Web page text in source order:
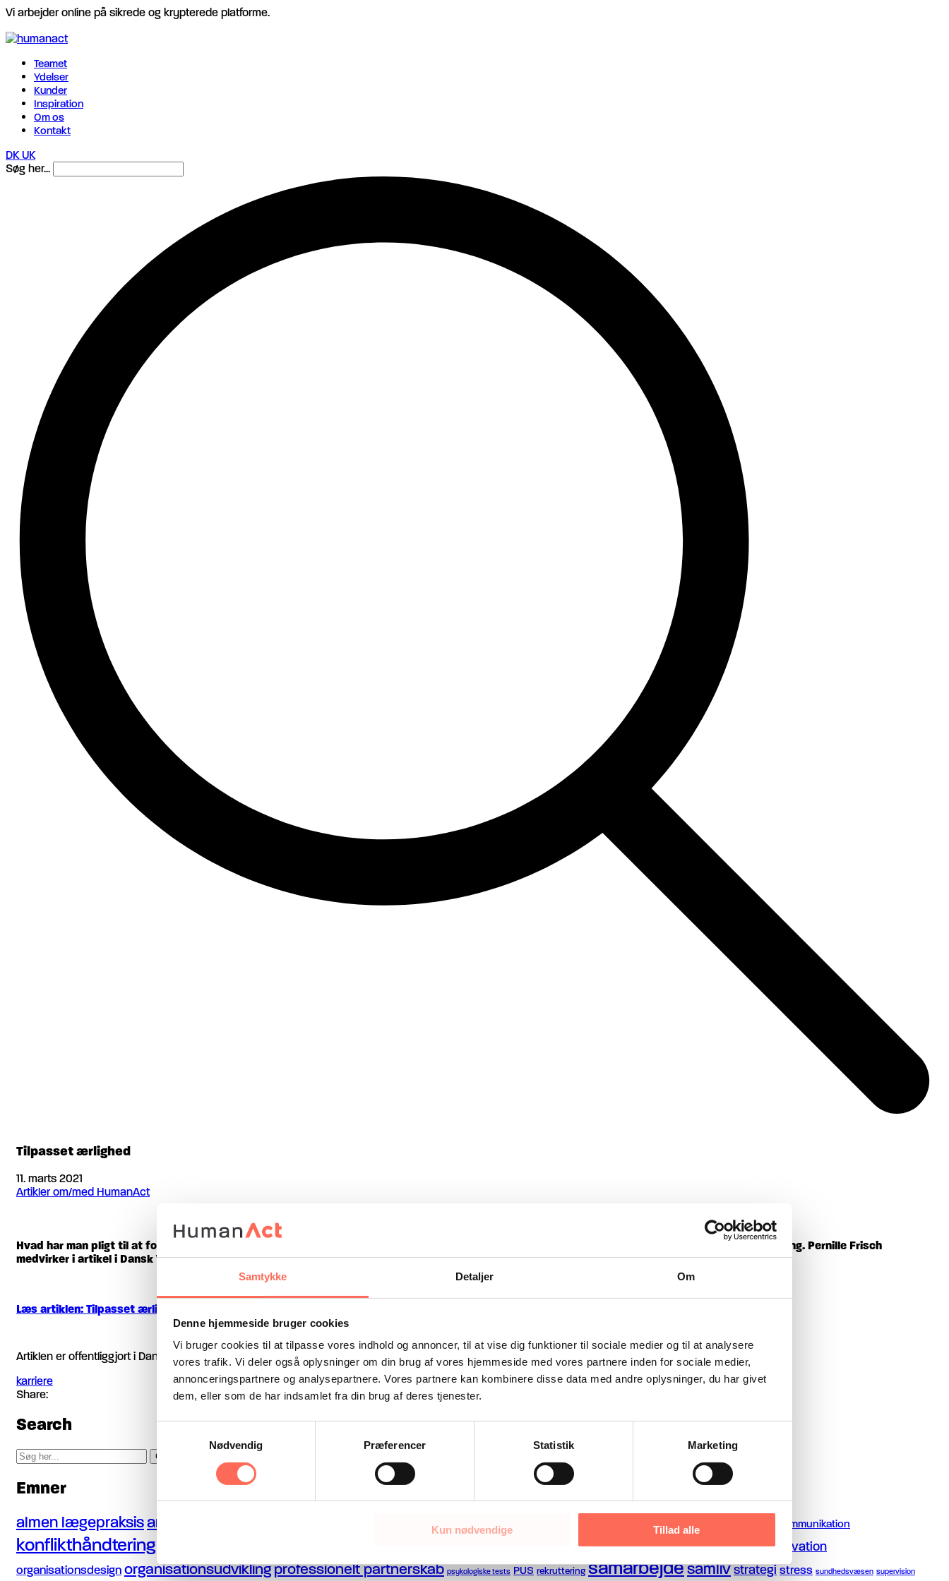
Samtykke Detaljer Om
Denne hjemmeside bruger cookies
Vi bruger cookies til at tilpasse vores indhold og annoncer, til at vise dig funktioner til sociale medier og til at analysere
vores trafik. Vi deler også oplysninger om din brug af vores hjemmeside med vores partnere inden for sociale medier,
annonceringspartnere og analysepartnere. Vores partnere kan kombinere disse data med andre oplysninger, du har givet
dem, eller som de har indsamlet fra din brug af deres tjenester.
Nødvendig
Præferencer Statistik Marketing
Kun nødvendige Tillad alle
Vi arbejder online på sikrede og krypterede platforme.
Teamet
Ydelser
Kunder
Inspiration
Om os
Kontakt
DK UK
Søg her...
Tilpasset ærlighed
11. marts 2021
Artikler om/med HumanAct
Hvad har man pligt til at fortælle, når man søger job – og hvad må man tie stille med? Oplysningspligten er et grænseland, der er åbent for fortolkning. Pernille Frisch
medvirker i artikel i Dansk Veterinærtidsskrift.
Læs artiklen: Tilpasset ærlighed
Artiklen er offentliggjort i Dansk Veterinærtidsskift
karriere
Share:
Search
Search
Emner
almen lægepraksisarvestrid ejerleder feedback generationsskifte implementeringsdialogen kommunikation
konflikthåndtering lederudvikling ledervilkår mediation mobning motivation
organisationsdesignorganisationsudviklingprofessionelt partnerskab psykologiske tests PUS rekruttering samarbejdesamlivstrategi stress sundhedsvæsen supervision